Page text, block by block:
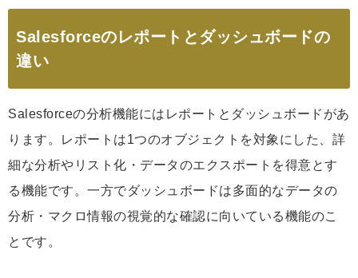
Salesforceのレポートとダッシュボードの
違い
Salesforceの分析機能にはレポートとダッシュボードがあ
ります。レポートは1つのオブジェクトを対象にした、詳
細な分析やリスト化・データのエクスポートを得意とす
る機能です。一方でダッシュボードは多面的なデータの
分析・マクロ情報の視覚的な確認に向いている機能のこ
とです。